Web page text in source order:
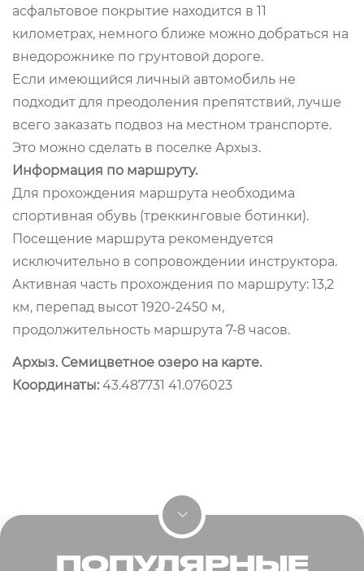
асфальтовое покрытие находится в 11
километрах, немного ближе можно добраться на
внедорожнике по грунтовой дороге.
Если имеющийся личный автомобиль не
подходит для преодоления препятствий, лучше
всего заказать подвоз на местном транспорте.
Это можно сделать в поселке Архыз.
Информация по маршруту.
Для прохождения маршрута необходима
спортивная обувь (треккинговые ботинки).
Посещение маршрута рекомендуется
исключительно в сопровождении инструктора.
Активная часть прохождения по маршруту: 13,2
км, перепад высот 1920-2450 м,
продолжительность маршрута 7-8 часов.
Архыз. Семицветное озеро на карте.
Координаты: 43.487731 41.076023
ПОПУЛЯРНЫЕ